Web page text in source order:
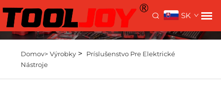
SK
Domov> Výrobky>
Príslušenstvo Pre Elektrické
Nástroje